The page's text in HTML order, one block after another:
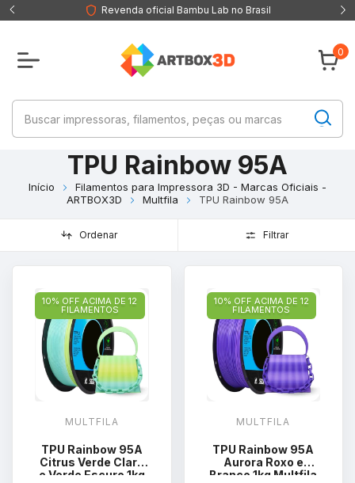
Revenda oficial Bambu Lab no Brasil
0
TPU Rainbow 95A
Início
Filamentos para Impressora 3D - Marcas Oficiais -
ARTBOX3D
Multfila TPU Rainbow 95A
Ordenar Filtrar
10% OFF ACIMA DE 12
FILAMENTOS
MULTFILA
TPU Rainbow 95A
Citrus Verde Claro
e Verde Escuro 1kg
10% OFF ACIMA DE 12
FILAMENTOS
MULTFILA
TPU Rainbow 95A
Aurora Roxo e
Branco 1kg Multfila